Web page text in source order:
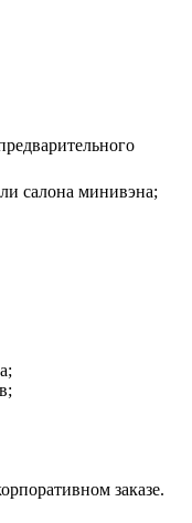
салона минивэна;
заказе.